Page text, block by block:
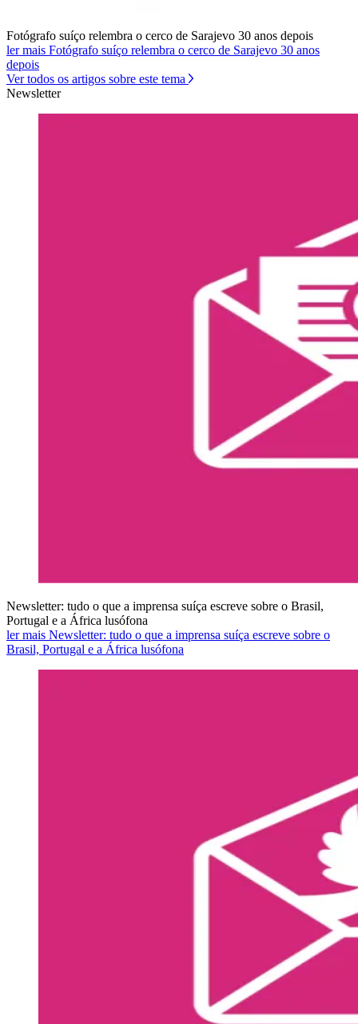
Fotógrafo suíço relembra o cerco de Sarajevo 30 anos depois
ler mais Fotógrafo suíço relembra o cerco de Sarajevo 30 anos
depois
Ver todos os artigos sobre este tema
Newsletter
Newsletter: tudo o que a imprensa suíça escreve sobre o Brasil,
Portugal e a África lusófona
ler mais Newsletter: tudo o que a imprensa suíça escreve sobre o
Brasil, Portugal e a África lusófona